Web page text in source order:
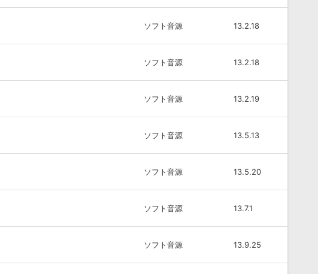
ソフト音源 13.2.18
ソフト音源 13.2.18
ソフト音源 13.2.19
ソフト音源 13.5.13
ソフト音源 13.5.20
ソフト音源 13.7.1
ソフト音源 13.9.25